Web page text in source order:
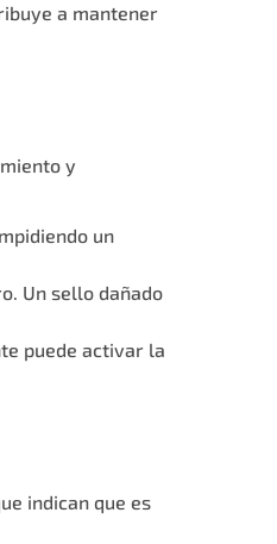
a mantener
y
un
Un sello dañado
puede activar la
indican que es